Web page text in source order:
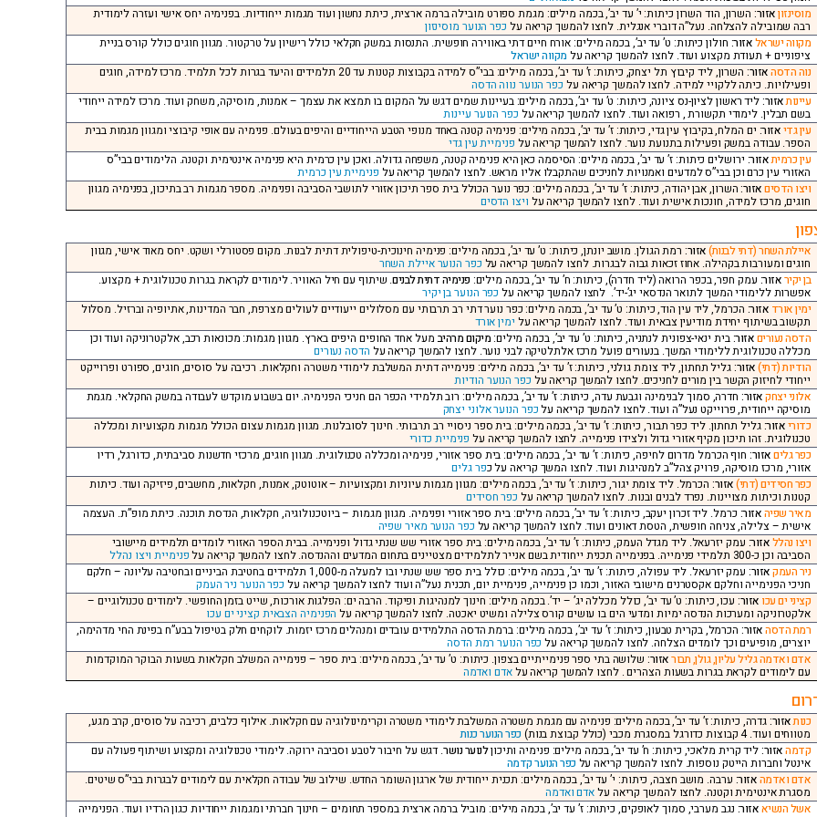
מוסינזוןאזור: השרון, הוד השרון כיתות: י’ עד יב’, בכמה מילים: מגמת ספורט מובילה ברמה ארצית, כיתת נחשון ועוד מגמות ייחודיות. בפנימיה יחס אישי ועזרה לימודית
רבה שמובילה להצלחה. נעל”ה דוברי אנגלית. לחצו להמשך קריאה על כפר הנוער מוסינזון
מקווה ישראלאזור: חולון כיתות: ט’ עד יב’, בכמה מילים: אורח חיים דתי באווירה חופשית. התנסות במשק חקלאי כולל רישיון על טרקטור. מגוון חוגים כולל קורס בניית
ציפוניים + תעודת מקצוע ועוד. לחצו להמשך קריאה על מקווה ישראל
נוה הדסהאזור: השרון, ליד קיבוץ תל יצחק, כיתות: ז’ עד יב’, בכמה מילים: בבי”ס למידה בקבוצות קטנות עד 20 תלמידים והיעד בגרות לכל תלמיד. מרכז למידה, חוגים
ופעילויות. כיתה ללקויי למידה. לחצו להמשך קריאה על כפר הנוער נווה הדסה
עיינותאזור:ליד ראשון לציון-נס ציונה, כיתות: ט’ עד יב’, בכמה מילים: בעיינות שמים דגש על המקום בו תמצא את עצמך – אמנות, מוסיקה, משחק ועוד. מרכז למידה ייחודי
בשם תבלין. לימודי תקשורת , רפואה ועוד. לחצו להמשך קריאה על כפר הנוער עיינות
עין גדיאזור: ים המלח, בקיבוץ עין גדי, כיתות: ז’ עד יב’, בכמה מילים: פנימיה קטנה באחד מנופי הטבע הייחודיים והיפים בעולם. פנימיה עם אופי קיבוצי ומגוון מגמות בבית
הספר. עבודה במשק ופעילות בתנועת נוער. לחצו להמשך קריאה על פנימיית עין גדי
עין כרמיתאזור: ירושלים כיתות: ז’ עד יב’, בכמה מילים: הסיסמה כאן היא פנימיה קטנה, משפחה גדולה. ואכן עין כרמית היא פנימיה אינטימית וקטנה. הלימודים בבי”ס
האזורי עין כרם וכן בבי”ס למדעים ואמנויות לחניכים שהתקבלו אליו מראש. לחצו להמשך קריאה על פנימיית עין כרמית
ויצו הדסיםאזור:השרון, אבן יהודה, כיתות: ז’ עד יב’, בכמה מילים: כפר נוער הכולל בית ספר תיכון אזורי לתושבי הסביבה ופנימיה. מספר מגמות רב בתיכון, בפנימיה מגוון
חוגים, מרכז למידה, חונכות אישית ועוד. לחצו להמשך קריאה על ויצו הדסים
איילת השחר (דתי לבנות)אזור: רמת הגולן. מושב יונתן, כיתות: ט’ עד יב’, בכמה מילים: פנימיה חינוכית-טיפולית דתית לבנות. מקום פסטורלי ושקט. יחס מאוד אישי, מגוון
חוגים ומעורבות בקהילה. אחוז זכאות גבוה לבגרות. לחצו להמשך קריאה על כפר הנוער איילת השחר
בן יקיראזור: עמק חפר, בכפר הרואה (ליד חדרה), כיתות: ח’ עד יב’, בכמה מילים: פנימיה דתית לבנים. שיתוף עם חיל האוויר. לימודים לקראת בגרות טכנולוגית + מקצוע.
אפשרות ללימודי המשך לתואר הנדסאי יג’-יד’. לחצו להמשך קריאה על כפר הנוער בן יקיר
ימין אורד אזור: הכרמל, ליד עין הוד, כיתות: ט’ עד יב’, בכמה מילים: כפר נוער דתי רב תרבותי עם מסלולים ייעודיים לעולים מצרפת, חבר המדינות, אתיופיה וברזיל. מסלול
תקשוב בשיתוף יחידת מודיעין צבאית ועוד. לחצו להמשך קריאה על ימין אורד
הדסה נעוריםאזור:בית ינאי-צפונית לנתניה, כיתות: ט’ עד יב’, בכמה מילים: מיקום מרהיבמעל אחד החופים היפים בארץ. מגוון מגמות: מכונאות רכב, אלקטרוניקה ועוד וכן
מכללה טכנולוגית ללימודי המשך. בנעורים פועל מרכז אלתלטיקה לבני נוער. לחצו להמשך קריאה על הדסה נעורים
הודיות (דתי)אזור:גליל תחתון, ליד צומת גולני, כיתות: ז’ עד יב’, בכמה מילים: פנימייה דתית המשלבת לימודי משטרה וחקלאות. רכיבה על סוסים, חוגים, ספורט ופרוייקט
ייחודי לחיזוק הקשר בין מורים לחניכים. לחצו להמשך קריאה על כפר הנוער הודיות
אלוני יצחקאזור: חדרה, סמוך לבנימינה וגבעת עדה, כיתות: ז’ עד יב’, בכמה מילים: רוב תלמידי הכפר הם חניכי הפנימיה. יום בשבוע מוקדש לעבודה במשק החקלאי. מגמת
מוסיקה ייחודית, פרוייקט נעל”ה ועוד. לחצו להמשך קריאה עלכפר הנוער אלוני יצחק
כדוריאזור:גליל תחתון. ליד כפר תבור, כיתות: ז’ עד יב’, בכמה מילים: בית ספר ניסויי רב תרבותי. חינוך לסובלנות. מגוון מגמות עצום הכולל מגמות מקצועיות ומכללה
טכנולוגית. זהו תיכון מקיף אזורי גדול ולצידו פנימייה. לחצו להמשך קריאה על פנימיית כדורי
כפר גליםאזור: חוף הכרמל מדרום לחיפה, כיתות: ז’ עד יב’, בכמה מילים: בית ספר אזורי, פנימיה ומכללה טכנולוגית. מגוון חוגים, מרכזי חדשנות סביבתית, כדורגל, רדיו
אזורי, מרכז מוסיקה, פרויק צהל”ב למנהיגות ועוד. לחצו המשך קריאה על כפר גלים
כפר חסידים (דתי)אזור: הכרמל. ליד צומת יגור, כיתות: ז’ עד יב’, בכמה מילים: מגוון מגמות עיוניות ומקצועיות – אוטוטק, אמנות, חקלאות, מחשבים, פיזיקה ועוד. כיתות
קטנות וכיתות מצויינות. נפרד לבנים ובנות. לחצו להמשך קריאה על כפר חסידים
מאיר שפיהאזור: כרמל. ליד זכרון יעקב, כיתות: ז’ עד יב’, בכמה מילים: בית ספר אזורי ופנימיה. מגוון מגמות – ביוטכנולוגיה, חקלאות, הנדסת תוכנה. כיתת מופ”ת. העצמה
אישית – צלילה, צניחה חופשית, הטסת דאונים ועוד. לחצו להמשך קריאה על כפר הנוער מאיר שפיה
ויצו נהללאזור: עמק יזרעאל. ליד מגדל העמק, כיתות: ז’ עד יב’, בכמה מילים: בית ספר אזורי שש שנתי גדול ופנימייה. בבית הספר האזורי לומדים תלמידים מיישובי
הסביבה וכן כ-300 תלמידי פנימייה. בפנימייה תכנית ייחודית בשם אנייר לתלמידים מצטיינים בתחום המדעים וההנדסה. לחצו להמשך קריאה על
פנימיית ויצו נהלל
ניר העמקאזור: עמק יזרעאל. ליד עפולה, כיתות: ז’ עד יב’, בכמה מילים: כולל בית ספר שש שנתי ובו למעלה מ-1,000 תלמידים בחטיבת הביניים ובחטיבה עליונה – חלקם
חניכי הפנימייה וחלקם אקסטרנים מישובי האזור, וכמו כן פנימייה, פנימיית יום, תכנית נעל”ה ועוד לחצו להמשך קריאה על כפר הנוער ניר העמק
קציני ים עכו אזור: עכו, כיתות: ט’ עד יב’, כולל מכללה יג’ – יד’. בכמה מילים: חינוך למנהיגות ופיקוד. הרבה ים: הפלגות אורכות, שייט בזמן החופשי. לימודים טכנולוגיים –
אלקטרוניקה ומערכות הנדסה ימיות ומדעי הים בו עושים קורס צלילה ומשיט יאכטה. לחצו להמשך קריאה על הפנימיה הצבאית קציני ים עכו
רמת הדסהאזור: הכרמל, בקרית טבעון, כיתות: ז’ עד יב’, בכמה מילים: ברמת הדסה התלמידים עובדים ומנהלים מרכז יזמות. לוקחים חלק בטיפול בבע”ח בפינת החי מדהימה,
יוצרים, מופיעים וכך לומדים הצלחה. לחצו להמשך קריאה על כפר הנוער רמת הדסה
אדם ואדמה גליל עליון, גולן, תבוראזור: שלושה בתי ספר פנימייתיים בצפון. כיתות: ט’ עד יב’, בכמה מילים: בית ספר – פנימייה המשלב חקלאות בשעות הבוקר המוקדמות
עם לימודים לקראת בגרות בשעות הצהרים . לחצו להמשך קריאה עלאדם ואדמה
כנותאזור:גדרה, כיתות: ז’ עד יב’, בכמה מילים: פנימיה עם מגמת משטרה המשלבת לימודי משטרה וקרימינולוגיה עם חקלאות. אילוף כלבים, רכיבה על סוסים, קרב מגע,
מטווחים ועוד. 4 קבוצות כדורגל במסגרת מכבי (כולל קבוצת בנות)
כפר הנוער כנות
קדמהאזור:ליד קרית מלאכי, כיתות: ח’ עד יב’, בכמה מילים: פנימיה ותיכוןלנוער נושר. דגש על חיבור לטבע וסביבה ירוקה. לימודי טכנולוגיה ומקצוע ושיתוף פעולה עם
אינטל וחברות הייטק נוספות. לחצו להמשך קריאה על כפר הנוער קדמה
אדם ואדמהאזור: ערבה. מושב חצבה, כיתות: י’ עד יב’, בכמה מילים: תכנית ייחודית של ארגון השומר החדש. שילוב של עבודה חקלאית עם לימודים לבגרות בבי”ס שיטים.
מסגרת אינטימית וקטנה. לחצו להמשך קריאה עלאדם ואדמה
אשל הנשיאאזור: נגב מערבי, סמוך לאופקים, כיתות: ז’ עד יב’, בכמה מילים: מוביל ברמה ארצית במספר תחומים – חינוך חברתי ומגמות ייחודיות כגון הרדיו ועוד. הפנימייה